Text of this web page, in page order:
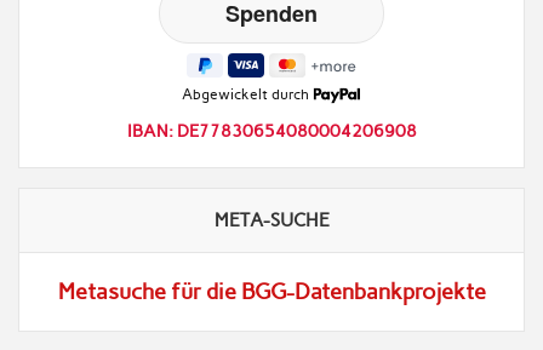
Abgewickelt durch
IBAN: DE77830654080004206908
META-SUCHE
Metasuche für die BGG-Datenbankprojekte